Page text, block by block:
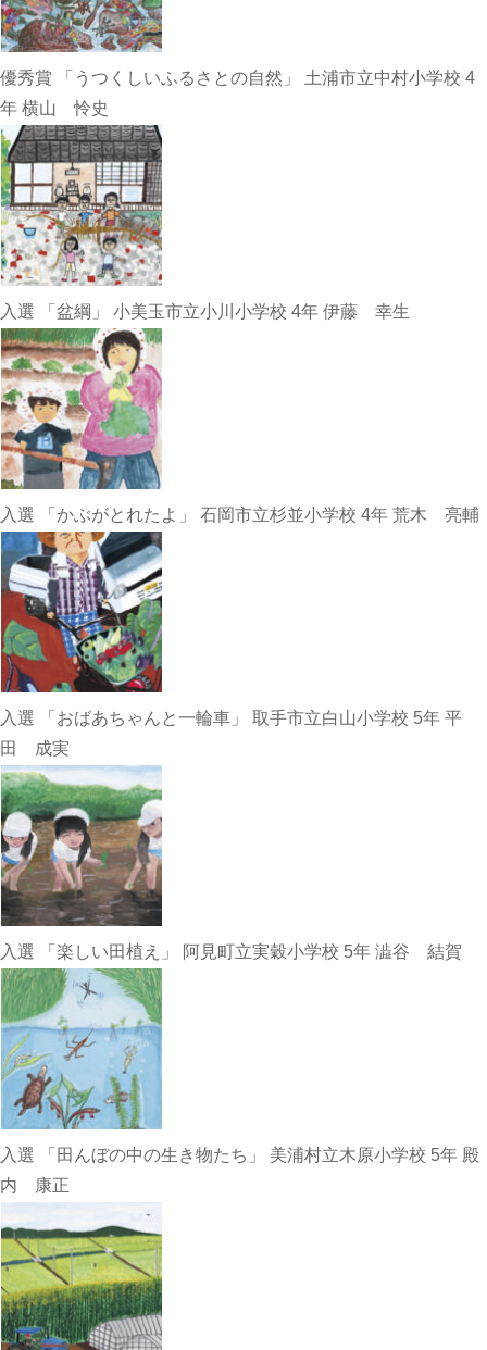
優秀賞 「うつくしいふるさとの自然」 土浦市立中村小学校 4
年 横山 怜史
入選 「盆綱」 小美玉市立小川小学校 4年 伊藤 幸生
入選 「かぶがとれたよ」 石岡市立杉並小学校 4年 荒木 亮輔
入選 「おばあちゃんと一輪車」 取手市立白山小学校 5年 平
田 成実
入選 「楽しい田植え」 阿見町立実穀小学校 5年 澁谷 結賀
入選 「田んぼの中の生き物たち」 美浦村立木原小学校 5年 殿
内 康正